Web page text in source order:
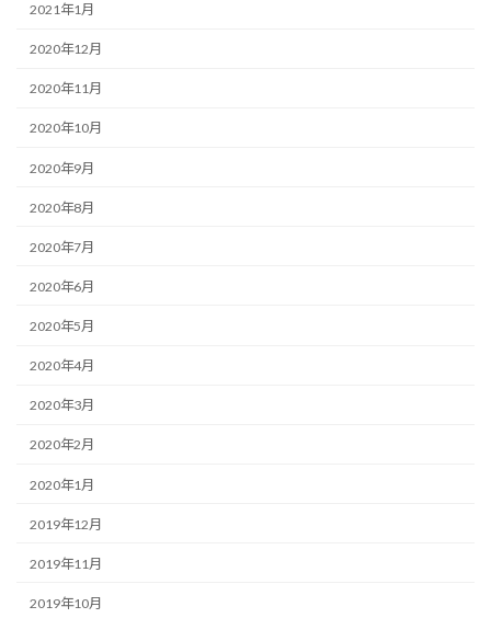
2021年1月
2020年12月
2020年11月
2020年10月
2020年9月
2020年8月
2020年7月
2020年6月
2020年5月
2020年4月
2020年3月
2020年2月
2020年1月
2019年12月
2019年11月
2019年10月